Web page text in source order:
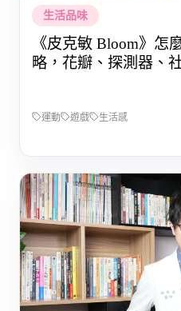
生活品味
《皮克敏 Bloom》怎
略，花瓣、探測器、
運動 遊戲 生活感